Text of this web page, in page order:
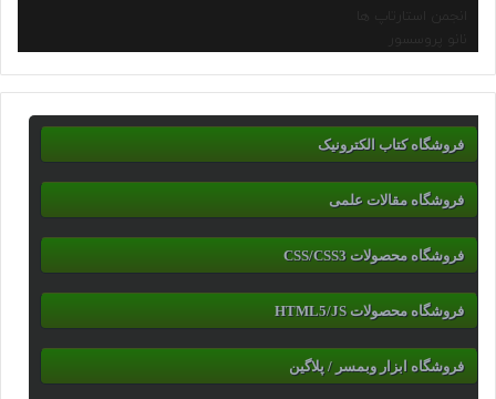
انجمن استارتاپ ها
نانو پروسسور
فروشگاه کتاب الکترونیک
فروشگاه مقالات علمی
فروشگاه محصولات CSS/CSS3
فروشگاه محصولات HTML5/JS
فروشگاه ابزار وبمسر / پلاگین